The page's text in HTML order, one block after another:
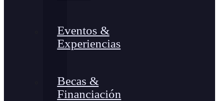
Eventos &
Experiencias
Becas &
Financiación